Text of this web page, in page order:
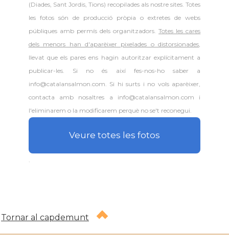
(Diades, Sant Jordis, Tions) recopilades als nostre sites. Totes
les fotos són de producció pròpia o extretes de webs
públiques amb permís dels organitzadors.Totes les cares
dels menors han d'aparèixer pixelades o distorsionades,
llevat que els pares ens hagin autoritzar explícitament a
publicar-les. Si no és així fes-nos-ho saber a
info@catalansalmon.com. Si hi surts i no vols aparèixer,
contacta amb nosaltres a info@catalansalmon.com i
l'eliminarem o la modificarem perquè no se't reconegui.
Veure totes les fotos
Tornar al capdemunt